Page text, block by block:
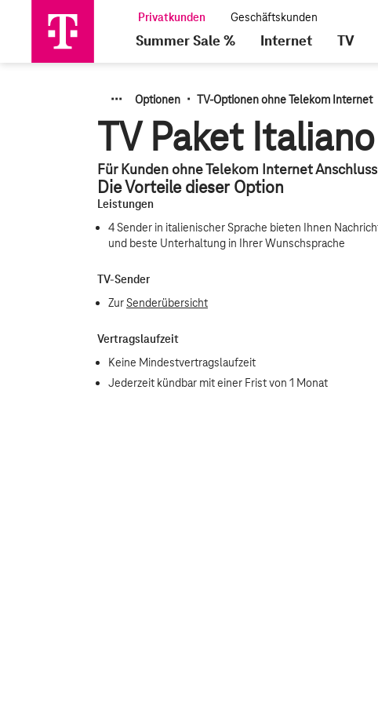
Summer Sale % Internet TV
··· Optionen · TV-Optionen ohne Telekom Internet
TV Paket Italiano
Für Kunden ohne Telekom Internet Anschluss
Die Vorteile dieser Option